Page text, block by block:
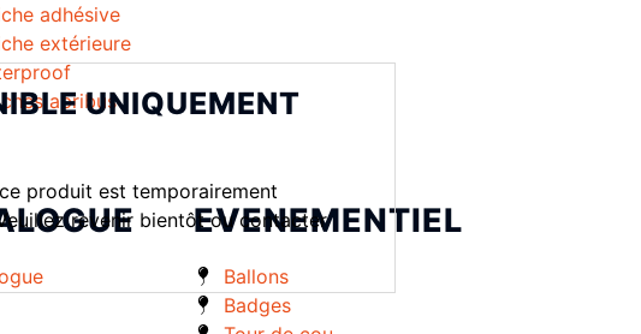
adhésive
extérieure
abribus
EVENEMENTIEL
Ballons
Badges
UNIQUEMENT
produit est temporairement
revenir bientôt ou contacter